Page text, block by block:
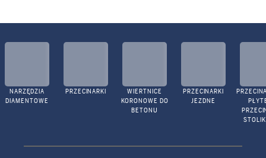
NARZĘDZIA
DIAMENTOWE
PRZECINARKI
WIERTNICE
KORONOWE DO
BETONU
PRZECINARKI
JEZDNE